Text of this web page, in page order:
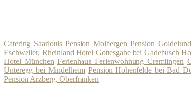
Catering Saarlouis Pension Molbergen Pension Goldelund
Eschweiler, Rheinland Hotel Gottesgabe bei Gadebusch
Hotel München Ferienhaus Ferienwohnung Cremlingen
Unteregg bei Mindelheim Pension Hohenfelde bei Bad
Pension Arzberg, Oberfranken